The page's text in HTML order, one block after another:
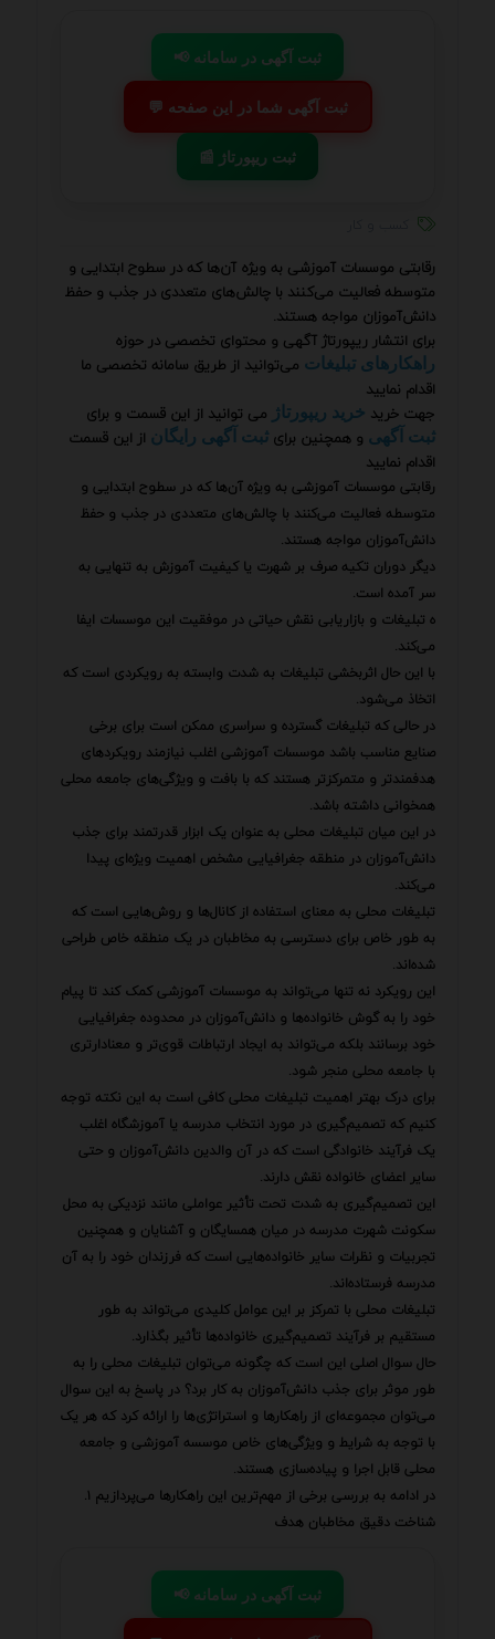
📢 ثبت آگهی در سامانه
💬 ثبت آگهی شما در این صفحه
📰 ثبت ریپورتاژ
رقابتی موسسات آموزشی به ویژه آن‌ها که در سطوح ابتدایی و
متوسطه فعالیت می‌کنند با چالش‌های متعددی در جذب و حفظ
دانش‌آموزان مواجه هستند.
برای انتشار ریپورتاژ آگهی و محتوای تخصصی در حوزه
راهکارهای تبلیغات می‌توانید از طریق سامانه تخصصی ما
اقدام نمایید
جهت خرید خرید ریپورتاژ می توانید از این قسمت و برای
ثبت آگهی و همچنین برای ثبت آگهی رایگان از این قسمت
اقدام نمایید
رقابتی موسسات آموزشی به ویژه آن‌ها که در سطوح ابتدایی و
متوسطه فعالیت می‌کنند با چالش‌های متعددی در جذب و حفظ
دانش‌آموزان مواجه هستند.
دیگر دوران تکیه صرف بر شهرت یا کیفیت آموزش به تنهایی به
سر آمده است.
ه تبلیغات و بازاریابی نقش حیاتی در موفقیت این موسسات ایفا
می‌کند.
با این حال اثربخشی تبلیغات به شدت وابسته به رویکردی است که
اتخاذ می‌شود.
در حالی که تبلیغات گسترده و سراسری ممکن است برای برخی
صنایع مناسب باشد موسسات آموزشی اغلب نیازمند رویکردهای
هدفمندتر و متمرکزتر هستند که با بافت و ویژگی‌های جامعه محلی
همخوانی داشته باشد.
در این میان تبلیغات محلی به عنوان یک ابزار قدرتمند برای جذب
دانش‌آموزان در منطقه جغرافیایی مشخص اهمیت ویژه‌ای پیدا
می‌کند.
تبلیغات محلی به معنای استفاده از کانال‌ها و روش‌هایی است که
به طور خاص برای دسترسی به مخاطبان در یک منطقه خاص طراحی
شده‌اند.
این رویکرد نه تنها می‌تواند به موسسات آموزشی کمک کند تا پیام
خود را به گوش خانواده‌ها و دانش‌آموزان در محدوده جغرافیایی
خود برسانند بلکه می‌تواند به ایجاد ارتباطات قوی‌تر و معنادارتری
با جامعه محلی منجر شود.
برای درک بهتر اهمیت تبلیغات محلی کافی است به این نکته توجه
کنیم که تصمیم‌گیری در مورد انتخاب مدرسه یا آموزشگاه اغلب
یک فرآیند خانوادگی است که در آن والدین دانش‌آموزان و حتی
سایر اعضای خانواده نقش دارند.
این تصمیم‌گیری به شدت تحت تأثیر عواملی مانند نزدیکی به محل
سکونت شهرت مدرسه در میان همسایگان و آشنایان و همچنین
تجربیات و نظرات سایر خانواده‌هایی است که فرزندان خود را به آن
مدرسه فرستاده‌اند.
تبلیغات محلی با تمرکز بر این عوامل کلیدی می‌تواند به طور
مستقیم بر فرآیند تصمیم‌گیری خانواده‌ها تأثیر بگذارد.
حال سوال اصلی این است که چگونه می‌توان تبلیغات محلی را به
طور موثر برای جذب دانش‌آموزان به کار برد؟ در پاسخ به این سوال
می‌توان مجموعه‌ای از راهکارها و استراتژی‌ها را ارائه کرد که هر یک
با توجه به شرایط و ویژگی‌های خاص موسسه آموزشی و جامعه
محلی قابل اجرا و پیاده‌سازی هستند.
در ادامه به بررسی برخی از مهم‌ترین این راهکارها می‌پردازیم ۱.
شناخت دقیق مخاطبان هدف
📢 ثبت آگهی در سامانه